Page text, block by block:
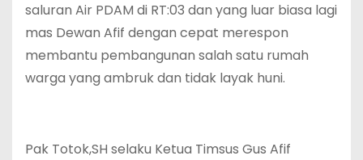
saluran Air PDAM di RT:03 dan yang luar biasa lagi
mas Dewan Afif dengan cepat merespon
membantu pembangunan salah satu rumah
warga yang ambruk dan tidak layak huni.
Pak Totok,SH selaku Ketua Timsus Gus Afif